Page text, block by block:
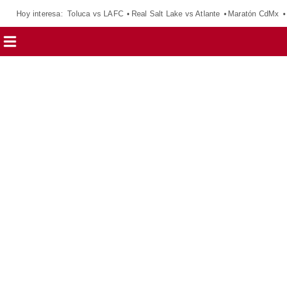
Hoy interesa: Toluca vs LAFC Real Salt Lake vs Atlante Maratón CdMx